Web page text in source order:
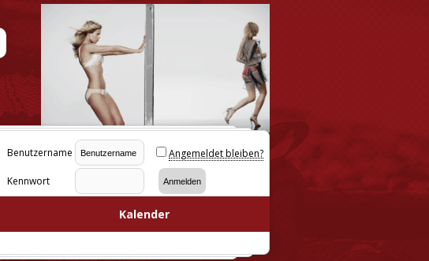
Benutzername Angemeldet bleiben?
Kennwort
Kalender